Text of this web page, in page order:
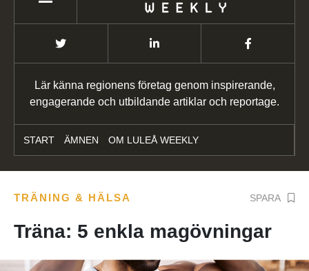
Lär känna regionens företag genom inspirerande,
engagerande och utbildande artiklar och reportage.
START ÄMNEN OM LULEÅ WEEKLY
TRÄNING & HÄLSA SPARA
Träna: 5 enkla magövningar